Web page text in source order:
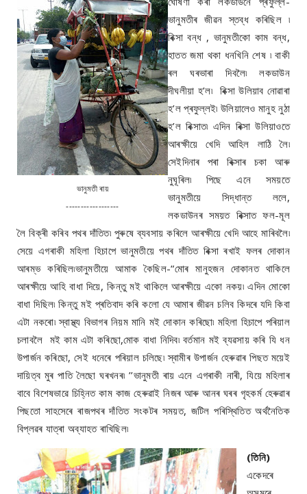
ভানুমতী ৰায়
------------------
ভানুমতীৰ জীৱন স্তব্ধ কৰিছিল ৷
ৰিক্সা বন্ধ , ভানুমতীকো কাম বন্ধ,
হাতত জমা থকা ধনখিনি শেষ ৷ বাকী
ৰল ঘৰভাৰা দিবলৈ৷ লকডাউন
দীঘলীয়া হ’ল৷ ৰিক্সা উলিয়াব নোৱাৰা
হ’ল প্ৰফুল্লই৷ উলিয়ালেও মানুহ নুঠা
হ’ল ৰিক্সাত৷ এদিন ৰিক্সা উলিয়াওতে
আৰক্ষীয়ে খেদি আহিল লাঠি লৈ৷
সেইদিনাৰ পৰা ৰিক্সাৰ চকা আৰু
নুঘূৰিল৷ পিছে এনে সময়তে
ভানুমতীয়ে সিদ্ধান্ত ললে,
লকডাউনৰ সময়ত ৰিক্সাত ফল-মূল
লৈ বিক্ৰী কৰিব পথৰ দাঁতিত৷ পুৰুষে ব্যবসায় কৰিলে আৰক্ষীয়ে খেদি আহে মাৰিবলৈ৷
সেয়ে এগৰাকী মহিলা হিচাপে ভানুমতীয়ে পথৰ দাঁতিত ৰিক্সা ৰখাই ফলৰ দোকান
আৰম্ভ কৰিছিল৷ভানুমতীয়ে আমাক কৈছিল-“মোৰ মানুহজন দোকানত থাকিলে
আৰক্ষীয়ে আহি বাধা দিয়ে, কিন্তু মই থাকিলে আৰক্ষীয়ে একো নকয়৷ এদিন মোকো
বাধা দিছিল৷ কিন্তু মই প্ৰতিবাদ কৰি কলো যে আমাৰ জীৱন চলিব কিদৰে যদি কিবা
এটা নকৰো৷ স্বাস্থ্য বিভাগৰ নিয়ম মানি মই দোকান কৰিছো৷ মহিলা হিচাপে পৰিয়াল
চলাবলৈ মই কাম এটা কৰিছো,মোক বাধা নিদিব৷ বৰ্তমান মই ব্যৱসায় কৰি যি ধন
উপাৰ্জন কৰিছো, সেই ধনেৰে পৰিয়াল চলিছে৷ স্বামীৰ উপাৰ্জন হেৰুৱাৰ পিছত ময়েই
দায়িত্ব মুৰ পাতি লৈছো ঘৰখনৰ৷ ’’ভানুমতী ৰায় এনে এগৰাকী নাৰী, যিয়ে মহিলাৰ
বাবে বিশেষভাৱে চিহ্নিত কাম কাজ হেৰুৱাই নিজৰ আৰু আনৰ ঘৰৰ গৃহকৰ্ম হেৰুৱাৰ
পিছতো সাহসেৰে ৰাজপথৰ দাঁতিত সংকটৰ সময়ত, জটিল পৰিস্থিতিত অৰ্থনৈতিক
বিপ্লৱৰ যাত্ৰা অব্যাহত ৰাখিছিল৷
(তিনি)
একেদৰে